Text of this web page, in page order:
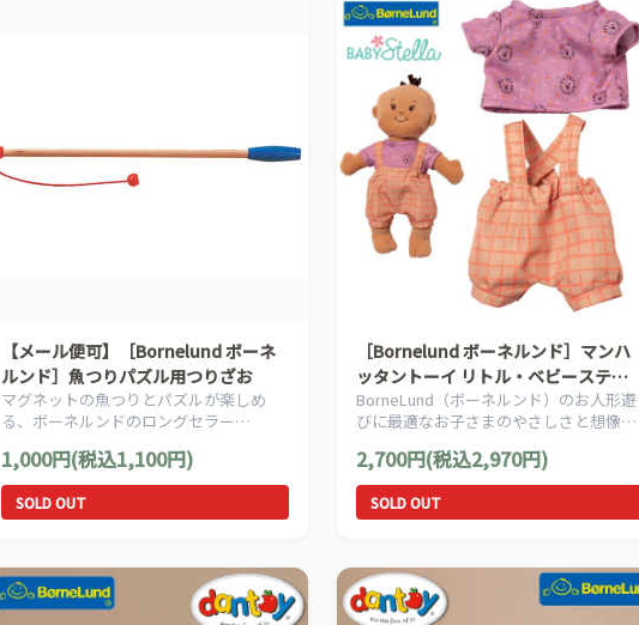
【メール便可】［Bornelund ボーネ
ルンド］魚つりパズル用つりざお
マグネットの魚つりとパズルが楽しめ
る、ボーネルンドのロングセラー
おです。
1,000円(税込1,100円)
SOLD OUT
［Bornelund ボーネルンド］マンハ
ッタントーイ リトル・ベビーステラ
ブロックチェック・サロペット
BorneLund（ボーネルンド）のお人形遊
びに最適なお子さまのやさしさと想像力
ベビー・ステラ用のアクセサリーです。
2,700円(税込2,970円)
SOLD OUT